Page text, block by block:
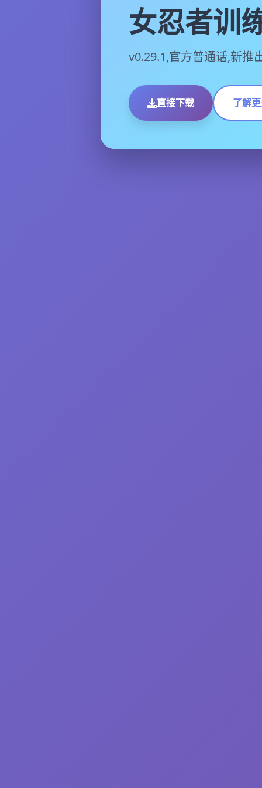
女忍者训
v0.29.1,官方普通话,新推
直接下载 了解